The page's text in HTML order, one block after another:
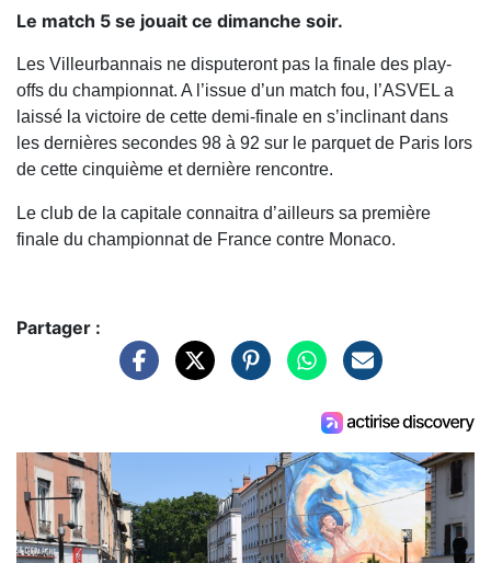
Le match 5 se jouait ce dimanche soir.
Les Villeurbannais ne disputeront pas la finale des play-
offs du championnat. A l’issue d’un match fou, l’ASVEL a
laissé la victoire de cette demi-finale en s’inclinant dans
les dernières secondes 98 à 92 sur le parquet de Paris lors
de cette cinquième et dernière rencontre.
Le club de la capitale connaitra d’ailleurs sa première
finale du championnat de France contre Monaco.
Partager :